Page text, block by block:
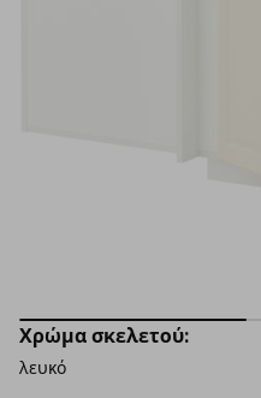
Χρώμα σκελετού:
λευκό